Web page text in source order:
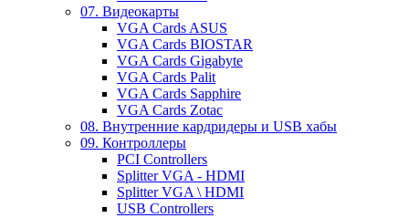
07. Видеокарты
VGA Cards ASUS
VGA Cards BIOSTAR
VGA Cards Gigabyte
VGA Cards Palit
VGA Cards Sapphire
VGA Cards Zotac
08. Внутренние кардридеры и USB хабы
09. Контроллеры
PCI Controllers
Splitter VGA - HDMI
Splitter VGA \ HDMI
USB Controllers